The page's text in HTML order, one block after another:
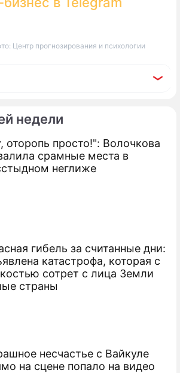
недели
оторопь просто!": Волочкова
срамные места в
неглиже
гибель за считанные дни:
катастрофа, которая с
сотрет с лица Земли
страны
несчастье с Вайкуле
на сцене попало на видео
Центр прогнозирования и психологии